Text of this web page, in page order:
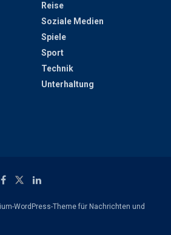
Reise
Soziale Medien
Spiele
Sport
Technik
Unterhaltung
WordPress-Theme für Nachrichten und